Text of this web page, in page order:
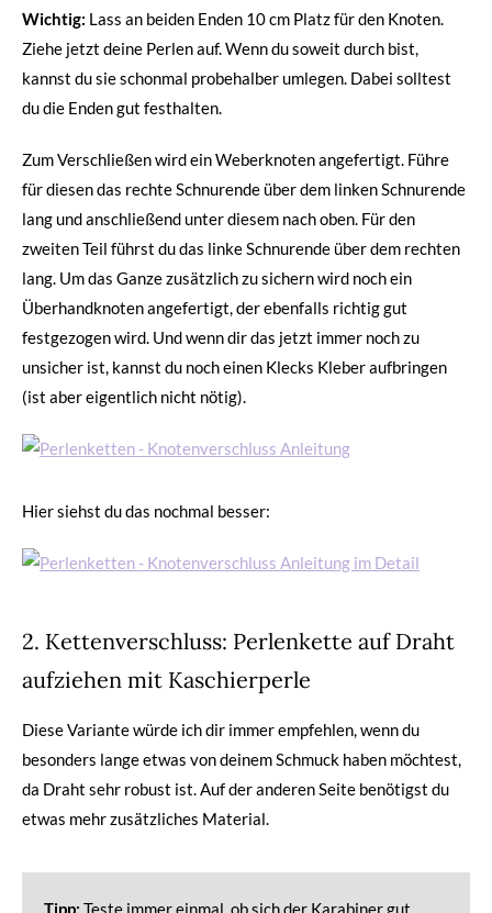
Wichtig: Lass an beiden Enden 10 cm Platz für den Knoten.
Ziehe jetzt deine Perlen auf. Wenn du soweit durch bist,
kannst du sie schonmal probehalber umlegen. Dabei solltest
du die Enden gut festhalten.
Zum Verschließen wird ein Weberknoten angefertigt. Führe
für diesen das rechte Schnurende über dem linken Schnurende
lang und anschließend unter diesem nach oben. Für den
zweiten Teil führst du das linke Schnurende über dem rechten
lang. Um das Ganze zusätzlich zu sichern wird noch ein
Überhandknoten angefertigt, der ebenfalls richtig gut
festgezogen wird. Und wenn dir das jetzt immer noch zu
unsicher ist, kannst du noch einen Klecks Kleber aufbringen
(ist aber eigentlich nicht nötig).
Hier siehst du das nochmal besser:
2. Kettenverschluss: Perlenkette auf Draht
aufziehen mit Kaschierperle
Diese Variante würde ich dir immer empfehlen, wenn du
besonders lange etwas von deinem Schmuck haben möchtest,
da Draht sehr robust ist. Auf der anderen Seite benötigst du
etwas mehr zusätzliches Material.
Tipp: Teste immer einmal, ob sich der Karabiner gut